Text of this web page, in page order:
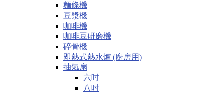
麵條機
豆漿機
咖啡機
咖啡豆研磨機
碎骨機
即熱式熱水爐 (廚房用)
抽氣扇
六吋
八吋